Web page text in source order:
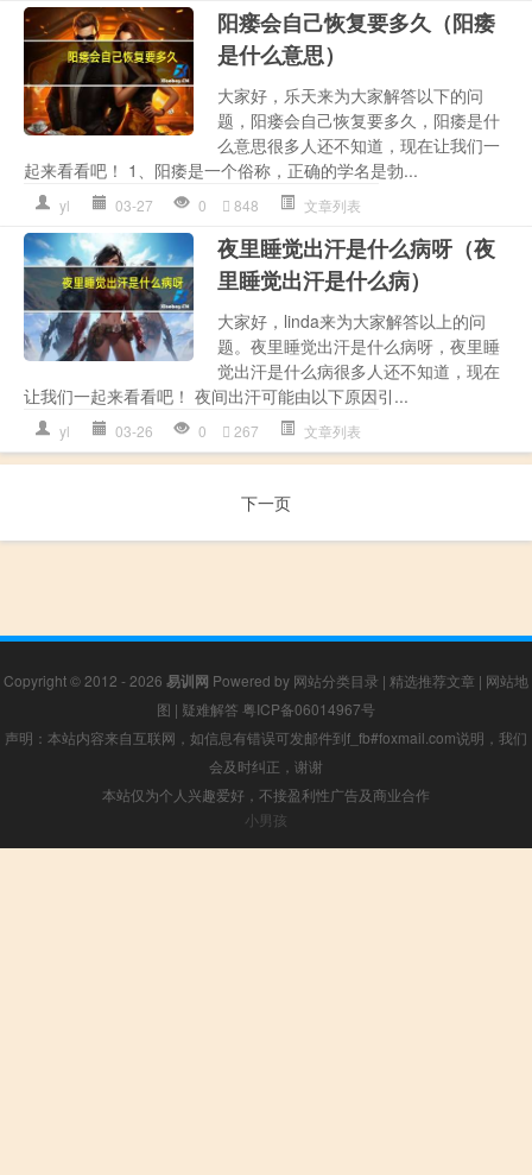
阳瘘会自己恢复要多久（阳痿
是什么意思）
大家好，乐天来为大家解答以下的问
题，阳瘘会自己恢复要多久，阳痿是什
么意思很多人还不知道，现在让我们一
起来看看吧！ 1、阳痿是一个俗称，正确的学名是勃...
yl 03-27 0 848 文章列表
夜里睡觉出汗是什么病呀（夜
里睡觉出汗是什么病）
大家好，linda来为大家解答以上的问
题。夜里睡觉出汗是什么病呀，夜里睡
觉出汗是什么病很多人还不知道，现在
让我们一起来看看吧！ 夜间出汗可能由以下原因引...
yl 03-26 0 267 文章列表
下一页
Copyright © 2012 - 2026 易训网 Powered by 网站分类目录 | 精选推荐文章 | 网站地
图 | 疑难解答 粤ICP备06014967号
声明：本站内容来自互联网，如信息有错误可发邮件到f_fb#foxmail.com说明，我们
会及时纠正，谢谢
本站仅为个人兴趣爱好，不接盈利性广告及商业合作
小男孩